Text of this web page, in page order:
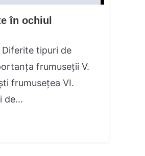
în ochiul
Diferite tipuri de
frumuseții V.
frumusețea VI.
de…